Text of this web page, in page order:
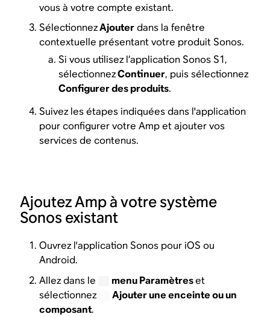
vous à votre compte existant.
SélectionnezAjouterdans la fenêtre
contextuelle présentant votre produit Sonos.
Si vous utilisez l’application Sonos S1,
sélectionnezContinuer, puis sélectionnez
Configurer des produits.
Suivez les étapes indiquées dans l'application
pour configurer votre Amp et ajouter vos
services de contenus.
Ajoutez Amp à votre système
Sonos existant
Ouvrez l'application Sonos pour iOS ou
Android.
Allez dans le
menu Paramètreset
sélectionnez
Ajouter une enceinte ou un
composant.